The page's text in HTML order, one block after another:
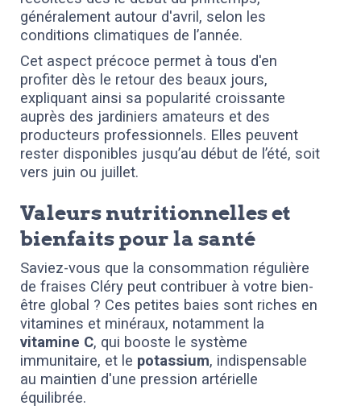
généralement autour d'avril, selon les
conditions climatiques de l’année.
Cet aspect précoce permet à tous d'en
profiter dès le retour des beaux jours,
expliquant ainsi sa popularité croissante
auprès des jardiniers amateurs et des
producteurs professionnels. Elles peuvent
rester disponibles jusqu’au début de l’été, soit
vers juin ou juillet.
Valeurs nutritionnelles et
bienfaits pour la santé
Saviez-vous que la consommation régulière
de fraises Cléry peut contribuer à votre bien-
être global ? Ces petites baies sont riches en
vitamines et minéraux, notamment la
vitamine C, qui booste le système
immunitaire, et le potassium, indispensable
au maintien d'une pression artérielle
équilibrée.